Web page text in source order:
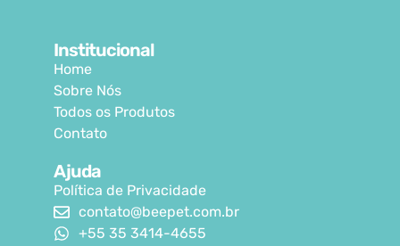
Institucional
Home
Sobre Nós
Todos os Produtos
Contato
Ajuda
Política de Privacidade
contato@beepet.com.br
+55 35 3414-4655